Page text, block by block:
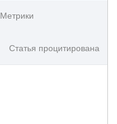
Метрики
Статья процитирована